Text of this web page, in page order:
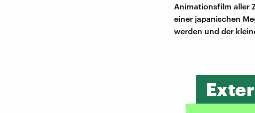
Animationsfilm aller
einer japanischen
werden und der